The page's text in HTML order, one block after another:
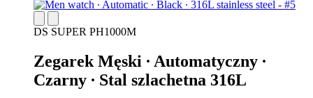
DS SUPER PH1000M
Zegarek Męski ∙ Automatyczny ∙
Czarny ∙ Stal szlachetna 316L